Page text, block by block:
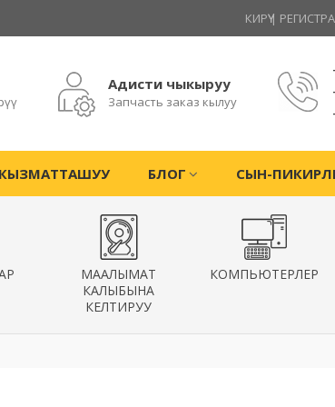
КИРҮҮ |
Адисти чыкыруу
Запчасть заказ кылуу
КЫЗМАТТАШУУ БЛОГ СЫН-
МААЛЫМАТ
КАЛЫБЫНА
КЕЛТИРУУ
КОМПЬЮТЕРЛЕР